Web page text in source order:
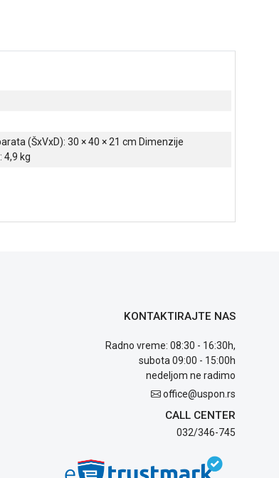
(ŠxVxD): 30 × 40 × 21 cm Dimenzije
4,9 kg
KONTAKTIRAJTE NAS
Radno vreme: 08:30 - 16:30h,
subota 09:00 - 15:00h
nedeljom ne radimo
office@uspon.rs
CALL CENTER
032/346-745